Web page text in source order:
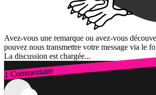
Avez-vous une remarque ou avez-vous
pouvez nous transmettre votre message via le
La discussion est chargée...
1 Commentaire
Connexion